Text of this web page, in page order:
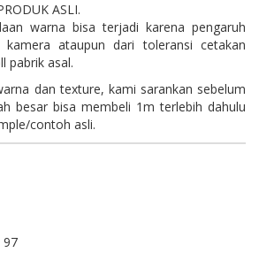
ASLI.
warna bisa terjadi karena pengaruh
ataupun dari toleransi cetakan
pabrik asal.
dan texture, kami sarankan sebelum
besar bisa membeli 1m terlebih dahulu
contoh asli.
97